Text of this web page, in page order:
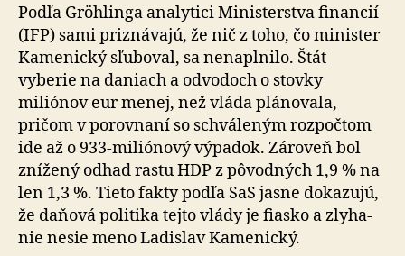
Podľa Gröhlinga analytici Ministerstva financií
(IFP) sami priznávajú, že nič z toho, čo minister
Kamenický sľuboval, sa nenaplnilo. Štát
vyberie na daniach a odvodoch o stovky
miliónov eur menej, než vláda plánovala,
pričom v porovnaní so schváleným rozpočtom
ide až o 933-mi­li­ó­no­vý výpadok. Zároveň bol
znížený odhad rastu HDP z pôvodných 1,9 % na
len 1,3 %. Tieto fakty podľa SaS jasne dokazujú,
že daňová politika tejto vlády je fiasko a zly­ha­
nie nesie meno Ladislav Kamenický.